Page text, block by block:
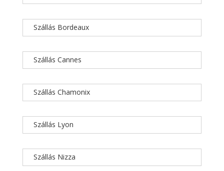
Szállás Bordeaux
Szállás Cannes
Szállás Chamonix
Szállás Lyon
Szállás Nizza